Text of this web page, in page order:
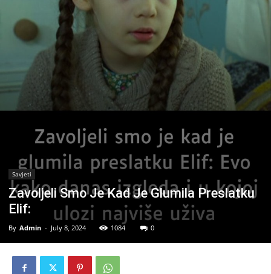
Savjeti
Zavoljeli Smo Je Kad Je Glumila Preslatku
Elif:
By Admin - July 8, 2024 1084 0